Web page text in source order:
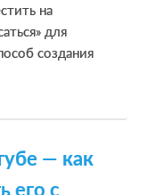
на
для
создания
— как
его с